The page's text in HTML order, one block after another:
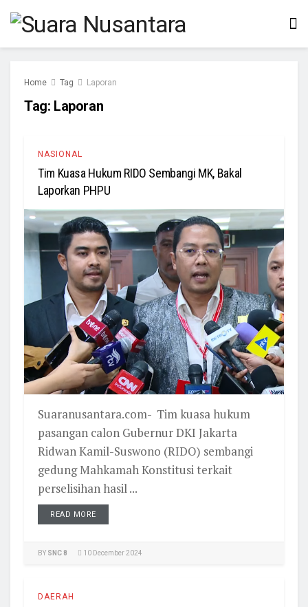
Home Tag Laporan
Tag: Laporan
NASIONAL
Tim Kuasa Hukum RIDO Sembangi MK, Bakal
Laporkan PHPU
Suaranusantara.com- Tim kuasa hukum
pasangan calon Gubernur DKI Jakarta
Ridwan Kamil-Suswono (RIDO) sembangi
gedung Mahkamah Konstitusi terkait
perselisihan hasil ...
READ MORE
BY SNC 8 10 December 2024
DAERAH